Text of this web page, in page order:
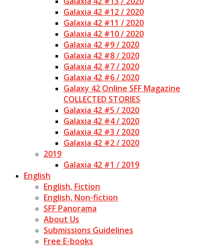
Galaxia 42 #12 / 2020
Galaxia 42 #11 / 2020
Galaxia 42 #10 / 2020
Galaxia 42 #9 / 2020
Galaxia 42 #8 / 2020
Galaxia 42 #7 / 2020
Galaxia 42 #6 / 2020
Galaxy 42 Online SFF Magazine
COLLECTED STORIES
Galaxia 42 #5 / 2020
Galaxia 42 #4 / 2020
Galaxia 42 #3 / 2020
Galaxia 42 #2 / 2020
2019
Galaxia 42 #1 / 2019
English
English, Fiction
English, Non-fiction
SFF Panorama
About Us
Submissions Guidelines
Free E-books